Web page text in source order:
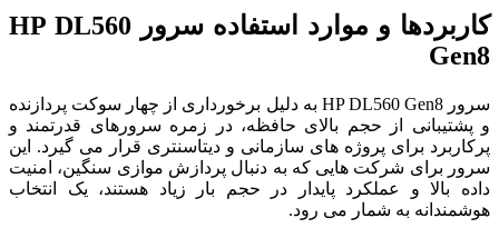
کاربردها و موارد استفاده سرور HP DL560
Gen8
سرور HP DL560 Gen8 به دلیل برخورداری از چهار سوکت پردازنده
و پشتیبانی از حجم بالای حافظه، در زمره سرورهای قدرتمند و
پرکاربرد برای پروژه های سازمانی و دیتاسنتری قرار می گیرد. این
سرور برای شرکت هایی که به دنبال پردازش موازی سنگین، امنیت
داده بالا و عملکرد پایدار در حجم بار زیاد هستند، یک انتخاب
هوشمندانه به شمار می رود.